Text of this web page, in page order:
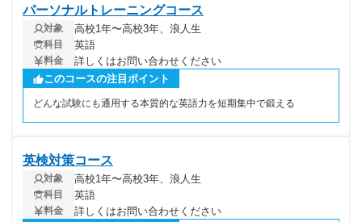
パーソナルトレーニングコース
対象 高校1年〜高校3年、浪人生
科目 英語
料金
詳しくはお問い合わせください
このコースの注目ポイント
どんな試験にも通用する本質的な英語力を短期集中で鍛える
英検対策コース
対象 高校1年〜高校3年、浪人生
科目 英語
料金
詳しくはお問い合わせください